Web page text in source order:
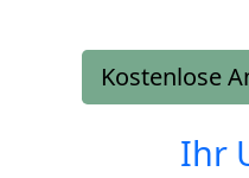
Kostenlose
Ihr